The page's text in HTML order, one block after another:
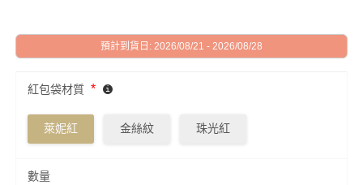
預計到貨日: 2026/08/21 - 2026/08/28
紅包袋材質 *
萊妮紅 金絲紋 珠光紅
數量